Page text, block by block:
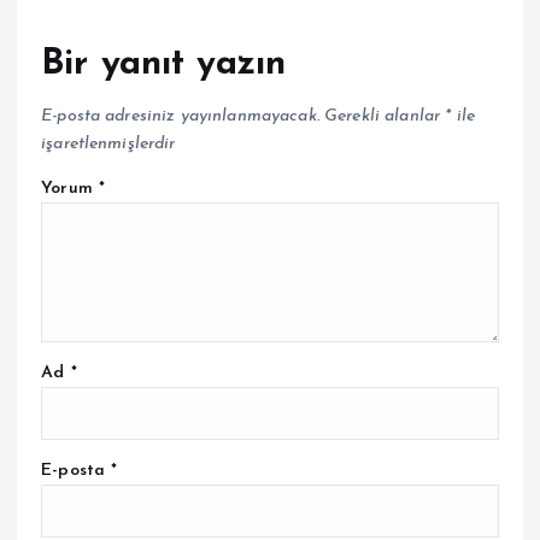
Bir yanıt yazın
E-posta adresiniz yayınlanmayacak. Gerekli alanlar *ile
işaretlenmişlerdir
Yorum *
Ad *
E-posta*